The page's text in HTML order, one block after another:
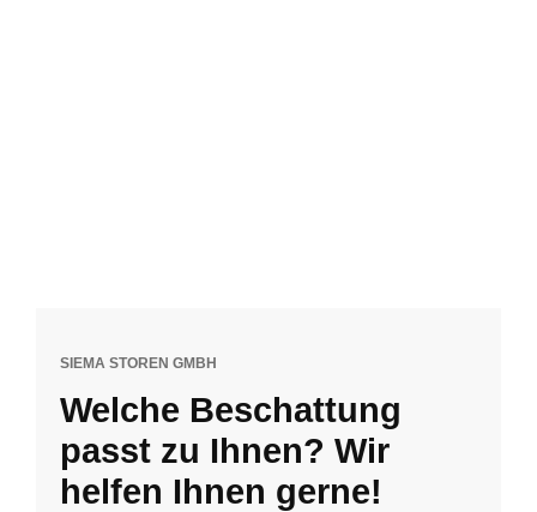
SIEMA STOREN GMBH
Welche Beschattung
passt zu Ihnen? Wir
helfen Ihnen gerne!